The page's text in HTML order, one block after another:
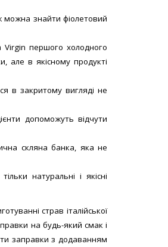
можна знайти фіолетовий
Virgin першого холодного
але в якісному продукті
в закритому вигляді не
допоможуть відчути
скляна банка, яка не
натуральні і якісні
страв італійської
на будь-який смак і
заправки з додаванням